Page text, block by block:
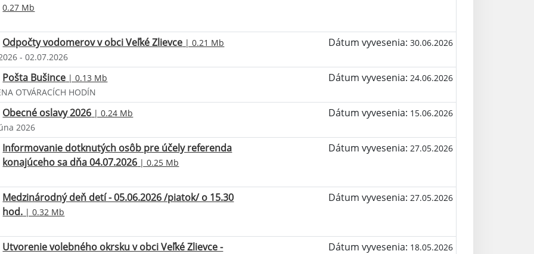
0.27 Mb
Odpočty vodomerov v obci Veľké Zlievce | 0.21 Mb Dátum vyvesenia: 30.06.2026
- 02.07.2026
Pošta Bušince | 0.13 Mb Dátum vyvesenia: 24.06.2026
OTVÁRACÍCH HODÍN
Obecné oslavy 2026 | 0.24 Mb Dátum vyvesenia: 15.06.2026
2026
Informovanie dotknutých osôb pre účely referenda
konajúceho sa dňa 04.07.2026 | 0.25 Mb
Dátum vyvesenia: 27.05.2026
Medzinárodný deň detí - 05.06.2026 /piatok/ o 15.30
hod. | 0.32 Mb
Dátum vyvesenia: 27.05.2026
Utvorenie volebného okrsku v obci Veľké Zlievce -
Dátum vyvesenia: 18.05.2026